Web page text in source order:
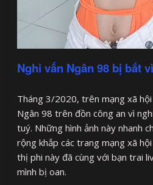
Nghi vấn Ngân 98 bị bắt
Tháng 3/2020, trên mạng xã
Ngân 98 trên đồn công an vì
tuý. Những hình ảnh này nhanh
rộng khắp các trang mạng xã
thị phi này đã cùng với bạn trai
mình bị oan.